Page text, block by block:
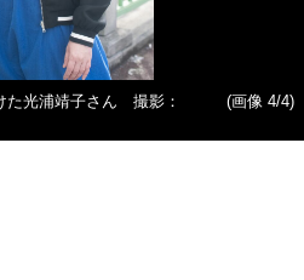
た光浦靖子さん 撮影：
(画像 4/4)